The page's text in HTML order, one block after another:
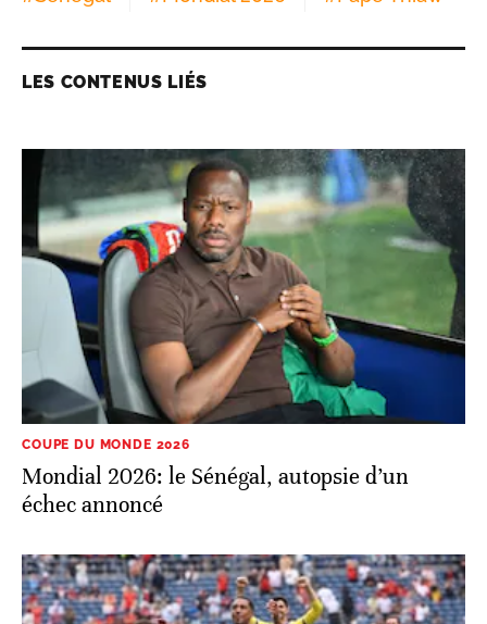
LES CONTENUS LIÉS
COUPE DU MONDE 2026
Mondial 2026: le Sénégal, autopsie d’un
échec annoncé